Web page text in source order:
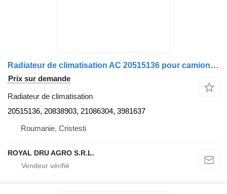
Radiateur de climatisation AC 20515136 pour camion Volvo
Prix sur demande
Radiateur de climatisation
20515136, 20838903, 21086304, 3981637
Roumanie, Cristesti
ROYAL DRU AGRO S.R.L.